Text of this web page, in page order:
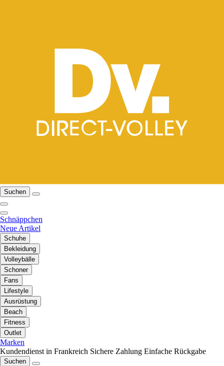
Suchen
Schnäppchen
Neue Artikel
Schuhe
Bekleidung
Volleybälle
Schoner
Fans
Lifestyle
Ausrüstung
Beach
Fitness
Outlet
Marken
Kundendienst in Frankreich Sichere Zahlung Einfache Rückgabe
Suchen